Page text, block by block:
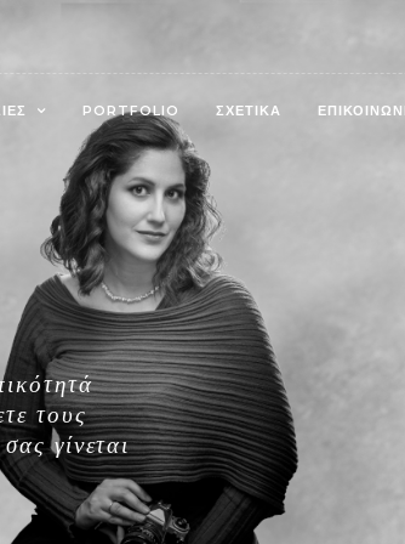
PORTFOLIO ΣΧΕΤΙΚΑ
τους
γίνεται